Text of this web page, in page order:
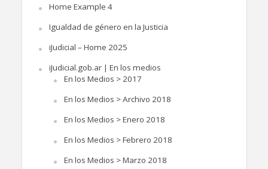
Home Example 4
Igualdad de género en la Justicia
iJudicial – Home 2025
iJudicial.gob.ar | En los medios
En los Medios > 2017
En los Medios > Archivo 2018
En los Medios > Enero 2018
En los Medios > Febrero 2018
En los Medios > Marzo 2018